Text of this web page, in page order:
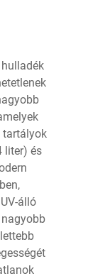
tartályok
liter) és
álló